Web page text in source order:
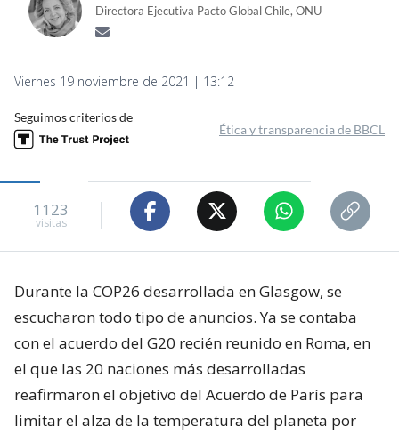
Directora Ejecutiva Pacto Global Chile, ONU
Viernes 19 noviembre de 2021 | 13:12
Seguimos criterios de
Ética y transparencia de BBCL
1123
visitas
Durante la COP26 desarrollada en Glasgow, se
escucharon todo tipo de anuncios. Ya se contaba
con el acuerdo del G20 recién reunido en Roma, en
el que las 20 naciones más desarrolladas
reafirmaron el objetivo del Acuerdo de París para
limitar el alza de la temperatura del planeta por